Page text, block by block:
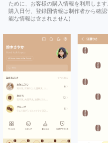
ために、お客様の購入情報を利用します
購入日付、登録国情報は制作者から確
能な情報は含まれません)